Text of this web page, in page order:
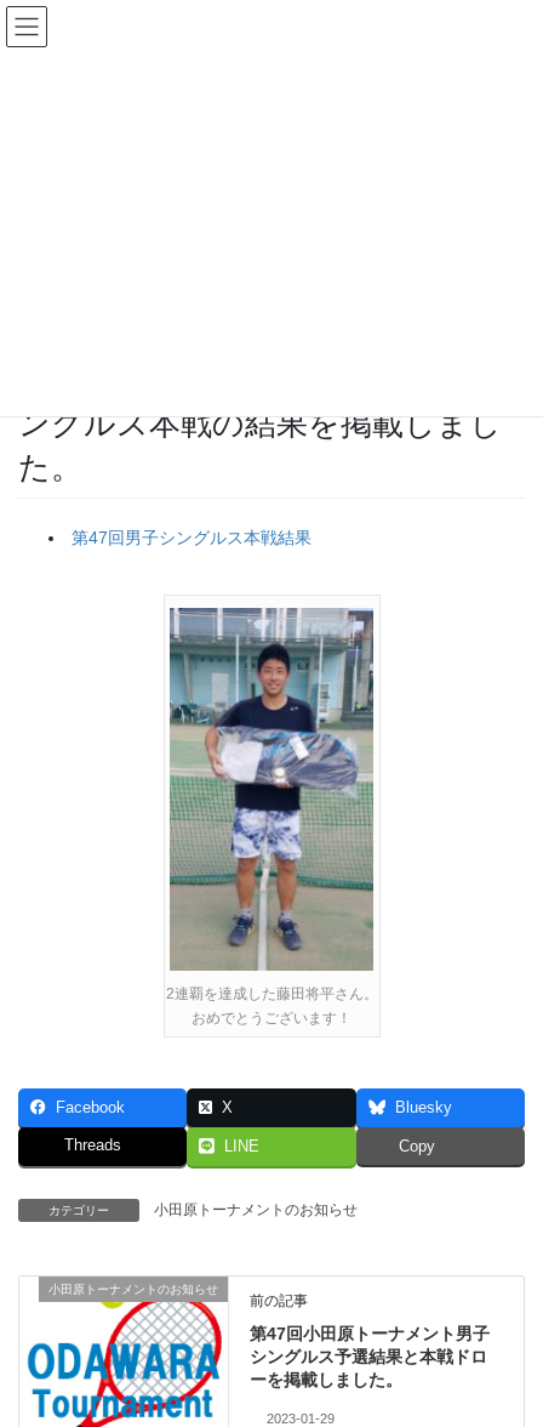
コ
ン
ナ
ビ
ングルス本戦の結果を掲載しまし
た。
第47回男子シングルス本戦結果
2連覇を達成した藤田将平さん。
おめでとうございます！
Facebook X Bluesky
Threads LINE Copy
カテゴリー 小田原トーナメントのお知らせ
小田原トーナメントのお知らせ
前の記事
第47回小田原トーナメント男子
シングルス予選結果と本戦ドロ
ーを掲載しました。
2023-01-29